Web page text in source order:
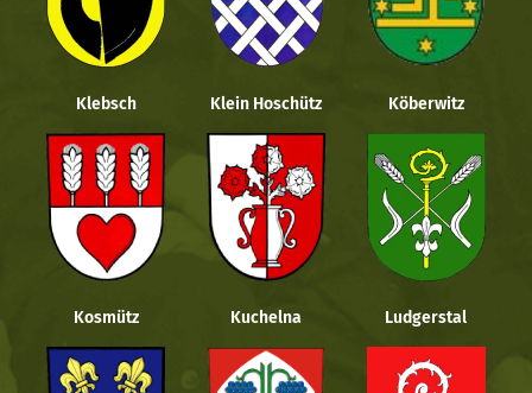
Klebsch Klein Hoschütz Köberwitz
Kosmütz Kuchelna Ludgerstal